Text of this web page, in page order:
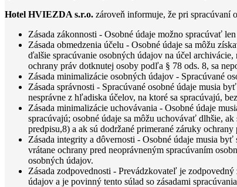
Hotel HVIEZDA s.r.o. zároveň informuje, že pri spracúvaní
Zásada zákonnosti - Osobné údaje možno spracúvať
Zásada obmedzenia účelu - Osobné údaje sa môžu
ďalšie spracúvanie osobných údajov na účel
ochrany práv dotknutej osoby podľa § 78 ods. 8, sa
Zásada minimalizácie osobných údajov - Spracúvané
Zásada správnosti - Spracúvané osobné údaje musia
nesprávne z hľadiska účelov, na ktoré sa spracúvajú,
Zásada minimalizácie uchovávania - Osobné údaje
spracúvajú; osobné údaje sa môžu uchovávať dlhšie,
predpisu,8) a ak sú dodržané primerané záruky
Zásada integrity a dôvernosti - Osobné údaje musia
vrátane ochrany pred neoprávneným spracúvaním
osobných údajov.
Zásada zodpovednosti - Prevádzkovateľ je
údajov a je povinný tento súlad so zásadami